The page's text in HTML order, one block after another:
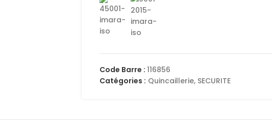
Code Barre : 116856
Catégories : Quincaillerie, SECURITE